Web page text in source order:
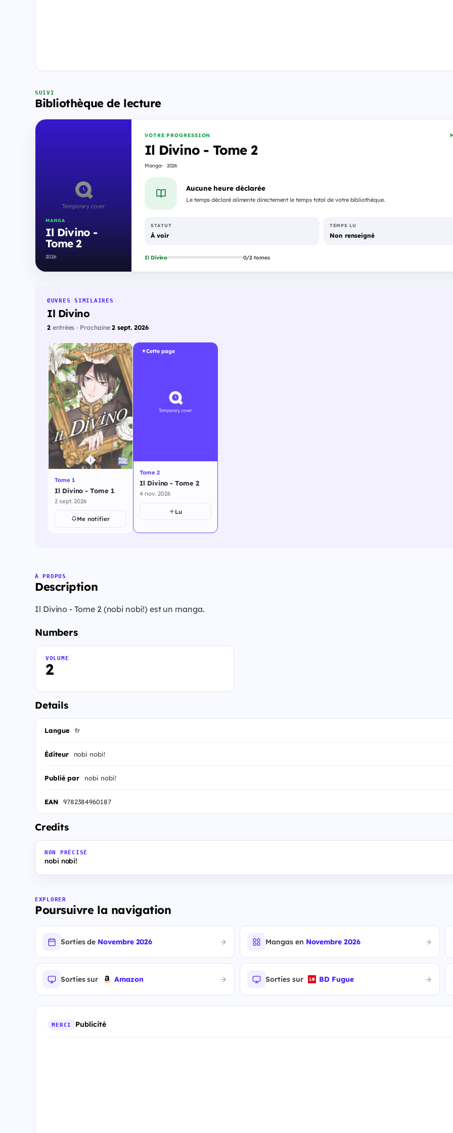
SUIVI
Bibliothèque de lecture
MANGA
Il Divino -
Tome 2
2026
VOTRE PROGRESSION
Il Divino - Tome 2
Manga 2026
Aucune heure déclarée
Le temps déclaré alimente directement le temps total de votre bibliothèque.
STATUT
À voir
TEMPS LU
Non renseigné
Il Divino 0/2 tomes
ŒUVRES SIMILAIRES
Il Divino
2entrées · Prochaine2 sept. 2026
25j
Tome 1
Il Divino - Tome 1
2 sept. 2026
Me notifier
Cette page
Tome 2
Il Divino - Tome 2
4 nov. 2026
Lu
À PROPOS
Description
Il Divino - Tome 2 (nobi nobi!) est un manga.
Numbers
2
VOLUME
Details
Langue fr
Éditeur nobi nobi!
Publié par nobi nobi!
EAN 9782384960187
Credits
NON PRÉCISÉ
nobi nobi!
EXPLORER
Poursuivre la navigation
Sorties de Novembre 2026 Mangas en Novembre 2026
Sorties sur Amazon Sorties sur BD Fugue
MERCI Publicité